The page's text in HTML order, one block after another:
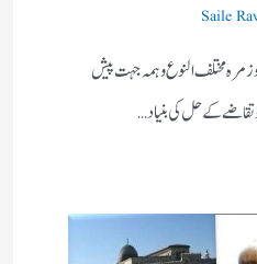
Saile
مرہ مختلف النوع وہمہ جہت پیش
کے حل کی بنیاد…